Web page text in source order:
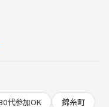
サポーターを募集中！
ひとり様でも参加歓迎で
ています。
代参加OK
錦糸町